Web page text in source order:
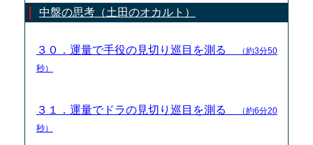
中盤の思考（土田のオカルト）
３０．運量で手役の見切り巡目を測る
（約3分50
秒）
３１．運量でドラの見切り巡目を測る
（約6分20
秒）